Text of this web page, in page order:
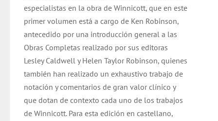
especialistas en la obra de Winnicott, que en este
primer volumen está a cargo de Ken Robinson,
antecedido por una introducción general a las
Obras Completas realizado por sus editoras
Lesley Caldwell y Helen Taylor Robinson, quienes
también han realizado un exhaustivo trabajo de
notación y comentarios de gran valor clínico y
que dotan de contexto cada uno de los trabajos
de Winnicott. Para esta edición en castellano,